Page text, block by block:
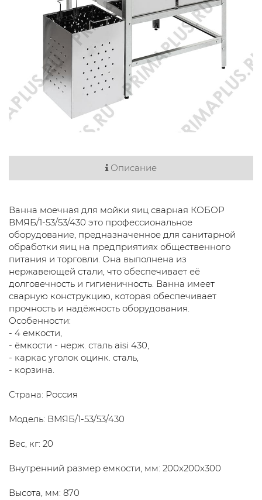
Описание
Ванна моечная для мойки яиц сварная КОБОР
ВМЯБ/1-53/53/430 это профессиональное
оборудование, предназначенное для санитарной
обработки яиц на предприятиях общественного
питания и торговли. Она выполнена из
нержавеющей стали, что обеспечивает её
долговечность и гигиеничность. Ванна имеет
сварную конструкцию, которая обеспечивает
прочность и надёжность оборудования.
Особенности:
- 4 емкости,
- ёмкости - нерж. сталь aisi 430,
- каркас уголок оцинк. сталь,
- корзина.
Страна: Россия
Модель: ВМЯБ/1-53/53/430
Вес, кг: 20
Внутренний размер емкости, мм: 200x200x300
Высота, мм: 870